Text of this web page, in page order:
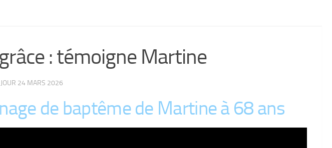
: témoigne Martine
24 MARS 2026
de baptême de Martine à 68 ans